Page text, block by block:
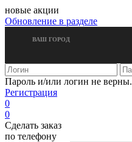
новые акции
Обновление в разделе
ВАШ ГОРОД
Пароль и/или логин не верны.
Регистрация
0
0
Сделать заказ
по телефону